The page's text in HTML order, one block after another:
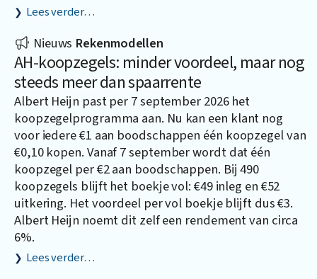
Lees verder…
Nieuws Rekenmodellen
AH-koopzegels: minder voordeel, maar nog
steeds meer dan spaarrente
Albert Heijn past per 7 september 2026 het
koopzegelprogramma aan. Nu kan een klant nog
voor iedere €1 aan boodschappen één koopzegel van
€0,10 kopen. Vanaf 7 september wordt dat één
koopzegel per €2 aan boodschappen. Bij 490
koopzegels blijft het boekje vol: €49 inleg en €52
uitkering. Het voordeel per vol boekje blijft dus €3.
Albert Heijn noemt dit zelf een rendement van circa
6%.
Lees verder…